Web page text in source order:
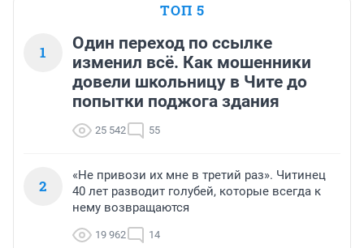
ТОП 5
1
Один переход по ссылке
изменил всё. Как мошенники
довели школьницу в Чите до
попытки поджога здания
25 542 55
2
«Не привози их мне в третий раз». Читинец
40 лет разводит голубей, которые всегда к
нему возвращаются
19 962 14